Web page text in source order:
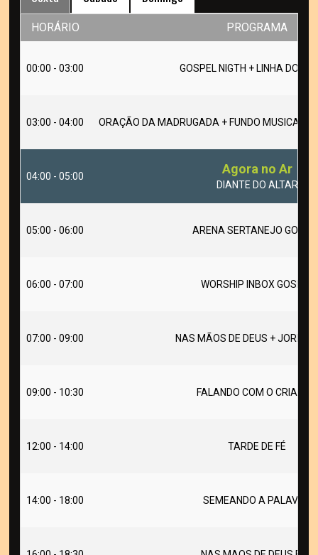
HORÁRIO PROGRAMA
00:00 - 03:00 GOSPEL NIGTH + LINHA DO
03:00 - 04:00 ORAÇÃO DA MADRUGADA + FUNDO MUSICAL
04:00 - 05:00 Agora no Ar
DIANTE DO ALTAR
05:00 - 06:00 ARENA SERTANEJO
06:00 - 07:00 WORSHIP INBOX GOSPEL
07:00 - 09:00 NAS MÃOS DE DEUS +
09:00 - 10:30 FALANDO COM O CRIADOR
12:00 - 14:00 TARDE DE FÉ
14:00 - 18:00 SEMEANDO A PALAVRA